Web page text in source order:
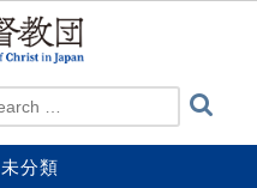
未分類